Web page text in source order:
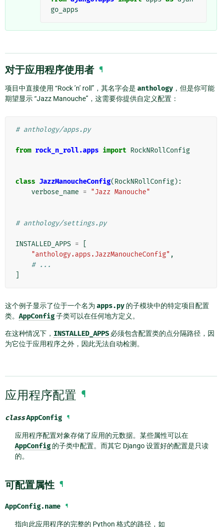
go_apps
对于应用程序使用者 ¶
项目中直接使用 “Rock ’n’ roll”，其名字会是 anthology ，但是你可能
期望显示 “Jazz Manouche”，这需要你提供自定义配置：
# anthology/apps.py
from rock_n_roll.apps import RockNRollConfig
class JazzManoucheConfig(RockNRollConfig):
verbose_name = "Jazz Manouche"
# anthology/settings.py
INSTALLED_APPS =
"anthology.apps.JazzManoucheConfig" ,
# ...
这个例子显示了位于一个名为 apps.py 的子模块中的特定项目配置
类。 AppConfig子类可以在任何地方定义。
在这种情况下， INSTALLED_APPS 必须包含配置类的点分隔路径，因
为它位于应用程序之外，因此无法自动检测。
应用程序配置 ¶
classAppConfig ¶
应用程序配置对象存储了应用的元数据。某些属性可以在
AppConfig的子类中配置。而其它 Django 设置好的配置是只读
的。
可配置属性 ¶
AppConfig.name ¶
指向此应用程序的完整的 Python 格式的路径，如